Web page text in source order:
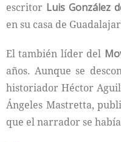
escritor Luis González
en su casa de
El también líder del
años. Aunque se
historiador Héctor
Ángeles Mastretta,
que el narrador se